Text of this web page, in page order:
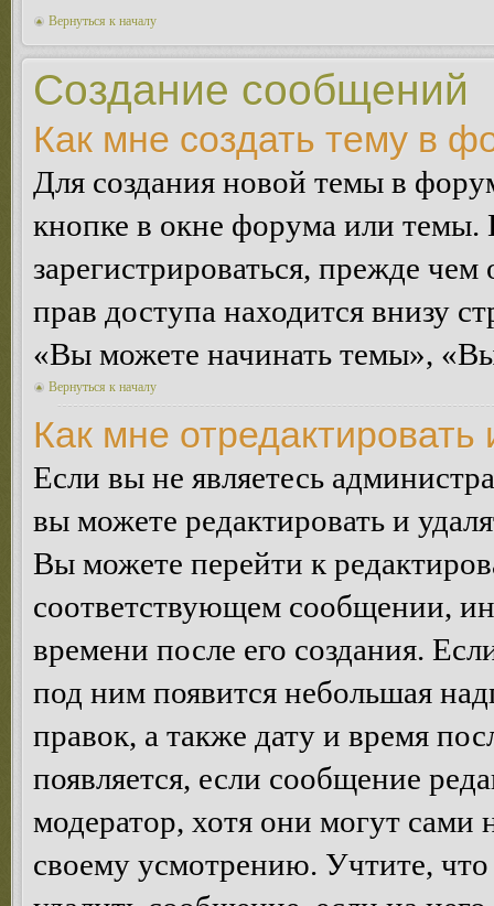
Вернуться к началу
Создание сообщений
Как мне создать тему в
Для создания новой темы в
кнопке в окне форума или
зарегистрироваться, прежде
прав доступа находится внизу
«Вы можете начинать темы»,
Вернуться к началу
Как мне
Если вы не являетесь
вы можете редактировать и
Вы можете перейти к
соответствующем сообщении,
времени после его создания.
под ним появится небольшая
правок, а также дату и время
появляется, если сообщение
модератор, хотя они могут сами
своему усмотрению. Учтите,